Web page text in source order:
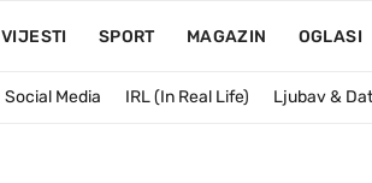
VIJESTI SPORT MAGAZIN OGLASI
Social Media IRL (In Real Life) Ljubav &